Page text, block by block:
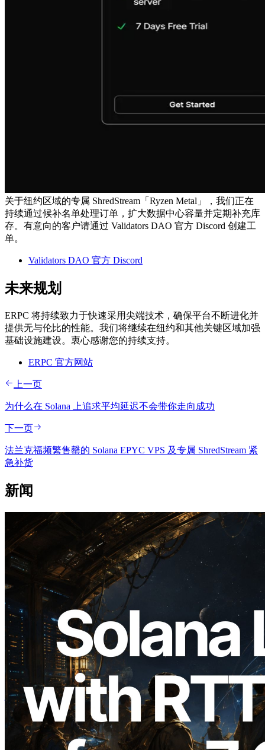
关于纽约区域的专属 ShredStream「Ryzen Metal」，我们正在
持续通过候补名单处理订单，扩大数据中心容量并定期补充库
存。有意向的客户请通过 Validators DAO 官方 Discord 创建工
单。
Validators DAO 官方 Discord
未来规划
ERPC 将持续致力于快速采用尖端技术，确保平台不断进化并
提供无与伦比的性能。我们将继续在纽约和其他关键区域加强
基础设施建设。衷心感谢您的持续支持。
ERPC 官方网站
上一页
为什么在 Solana 上追求平均延迟不会带你走向成功
下一页
法兰克福频繁售罄的 Solana EPYC VPS 及专属 ShredStream 紧
急补货
新闻
2026.08.05
ERPC 扩展 Solana Leader Slot API：新
增全球 7 个区域的 Ping 测量，Validators
Information API 同步上线
阅读此文章